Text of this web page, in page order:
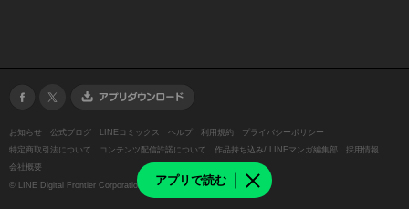
アプリで読む
お知らせ 公式ブログ LINEコミックス ヘルプ 利用規約
プライバシーポリシー
特定商取引法について
コンテンツ配信許諾について 作品持ち込み/ LINEマンガ編集部
採用情報
会社概要
© LINE Digital Frontier Corporation